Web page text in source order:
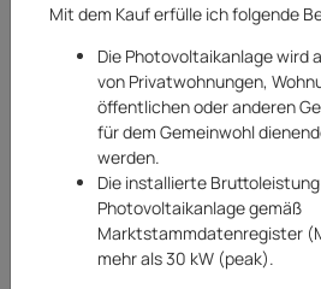
Mit dem Kauf erfülle ich folgende
Die Photovoltaikanlage wird
von Privatwohnungen,
öffentlichen oder anderen
für dem Gemeinwohl
werden.
Die installierte
Photovoltaikanlage gemäß
Marktstammdatenregister
mehr als 30 kW (peak).